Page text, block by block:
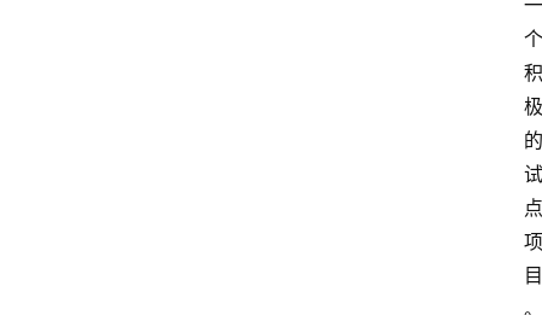
一
个
积
极
的
试
点
项
目
。